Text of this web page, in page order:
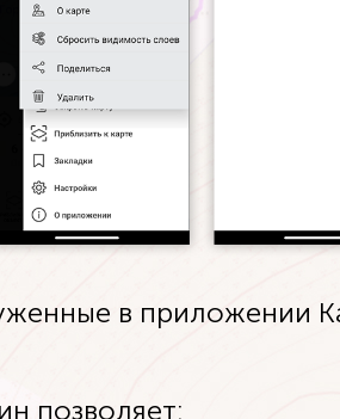
в приложении
позволяет: